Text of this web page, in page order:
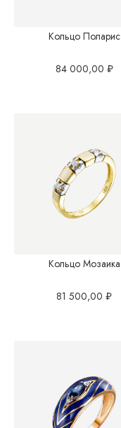
Кольцо Поларис
84 000,00 ₽
Кольцо Мозаика
81 500,00 ₽